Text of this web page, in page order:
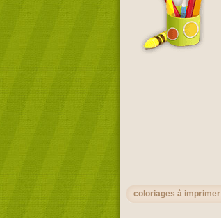
coloriages à imprimer